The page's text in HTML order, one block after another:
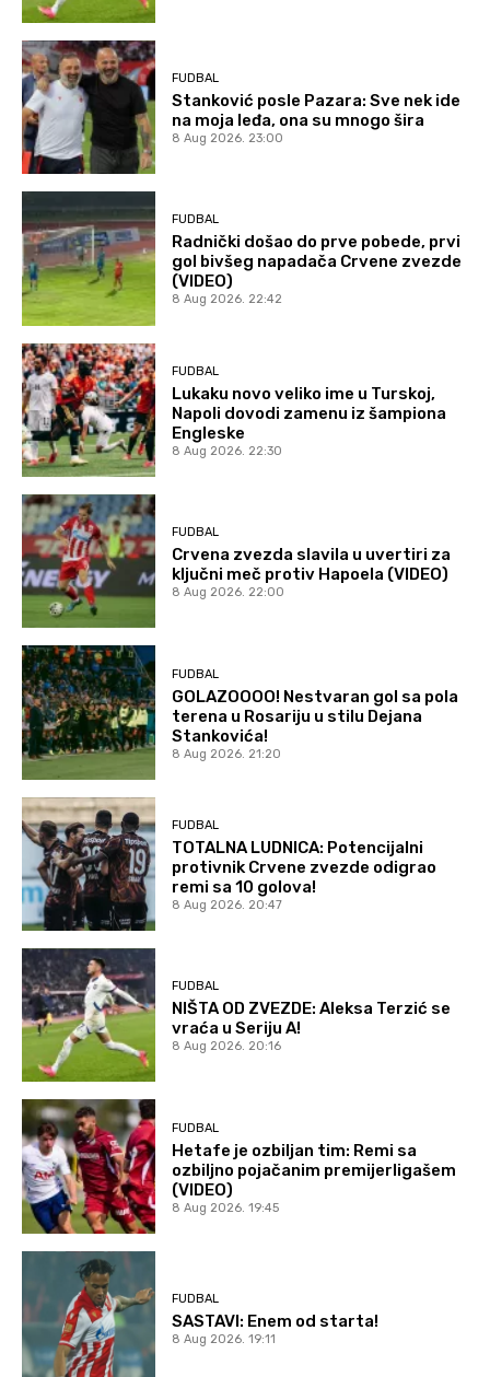
FUDBAL
Stanković posle Pazara: Sve nek ide
na moja leđa, ona su mnogo šira
8 Aug 2026. 23:00
FUDBAL
Radnički došao do prve pobede, prvi
gol bivšeg napadača Crvene zvezde
(VIDEO)
8 Aug 2026. 22:42
FUDBAL
Lukaku novo veliko ime u Turskoj,
Napoli dovodi zamenu iz šampiona
Engleske
8 Aug 2026. 22:30
FUDBAL
Crvena zvezda slavila u uvertiri za
ključni meč protiv Hapoela (VIDEO)
8 Aug 2026. 22:00
FUDBAL
GOLAZOOOO! Nestvaran gol sa pola
terena u Rosariju u stilu Dejana
Stankovića!
8 Aug 2026. 21:20
FUDBAL
TOTALNA LUDNICA: Potencijalni
protivnik Crvene zvezde odigrao
remi sa 10 golova!
8 Aug 2026. 20:47
FUDBAL
NIŠTA OD ZVEZDE: Aleksa Terzić se
vraća u Seriju A!
8 Aug 2026. 20:16
FUDBAL
Hetafe je ozbiljan tim: Remi sa
ozbiljno pojačanim premijerligašem
(VIDEO)
8 Aug 2026. 19:45
FUDBAL
SASTAVI: Enem od starta!
8 Aug 2026. 19:11